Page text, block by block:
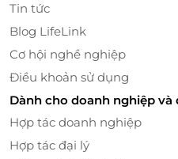
Tin tức
Blog LifeLink
Cơ hội nghề nghiệp
Điều khoản sử dụng
Dành cho doanh nghiệp và
Hợp tác doanh nghiệp
Hợp tác đại lý